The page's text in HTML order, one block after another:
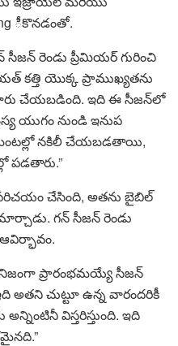
ీకొనడంతో.
రెండు ప్రీమియర్ గురించి
కత్తి యొక్క ప్రాముఖ్యతను
చేయబడింది. ఇది ఈ సీజన్‌లో
యుగం నుండి ఇనుప
నకిలీ చేయబడతాయి,
పరిచయం చేసింది, అతను బైబిల్
గన్ సీజన్ రెండు
నిజంగా ప్రారంభమయ్యే సీజన్
అతని చుట్టూ ఉన్న వారందరికీ
విస్తరిస్తుంది. ఇది